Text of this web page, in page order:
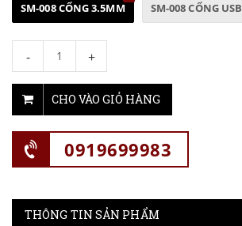
SM-008 CỔNG 3.5MM SM-008 CỔNG USB
- +
CHO VÀO GIỎ HÀNG
0919699983
THÔNG TIN SẢN PHẨM